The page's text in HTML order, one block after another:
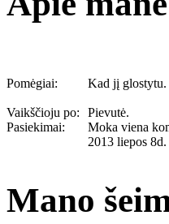
Pomėgiai: Kad jį glostytu.
Vaikščioju po:
Pievutė.
Pasiekimai:
Moka viena
2013 liepos
Mano